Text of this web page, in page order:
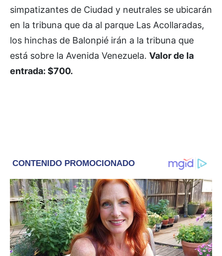
simpatizantes de Ciudad y neutrales se ubicarán
en la tribuna que da al parque Las Acollaradas,
los hinchas de Balonpié irán a la tribuna que
está sobre la Avenida Venezuela. Valor de la
entrada: $700.